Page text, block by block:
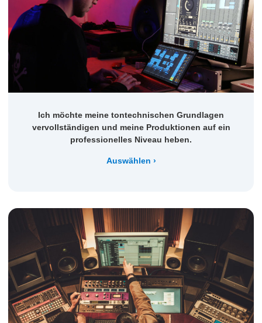
Ich möchte meine tontechnischen Grundlagen
vervollständigen und meine Produktionen auf ein
professionelles Niveau heben.
Auswählen